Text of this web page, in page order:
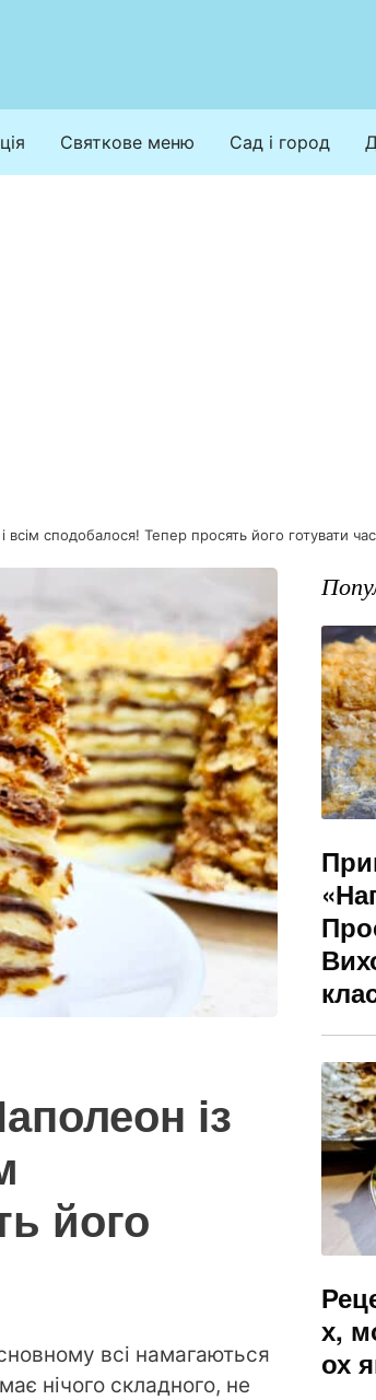
Святкове меню Сад і город
сподобалося! Тепер просять його готувати
із
його
всі намагаються
нічого складного, не
х,
ох